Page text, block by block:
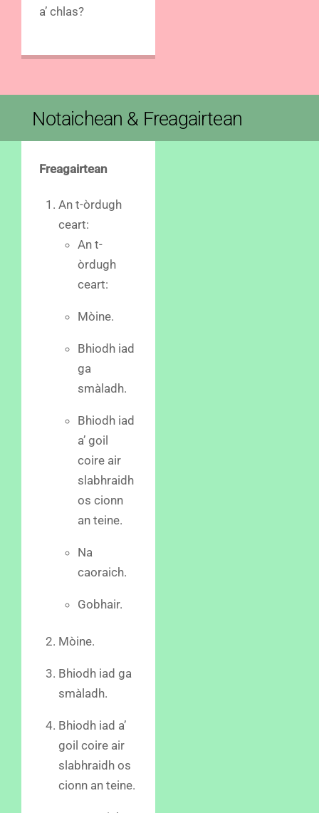
a’ chlas?
Notaichean & Freagairtean
Freagairtean
An t-òrdugh
ceart:
An t-
òrdugh
ceart:
Mòine.
Bhiodh iad
ga
smàladh.
Bhiodh iad
a’ goil
coire air
slabhraidh
os cionn
an teine.
Na
caoraich.
Gobhair.
Mòine.
Bhiodh iad ga
smàladh.
Bhiodh iad a’
goil coire air
slabhraidh os
cionn an teine.